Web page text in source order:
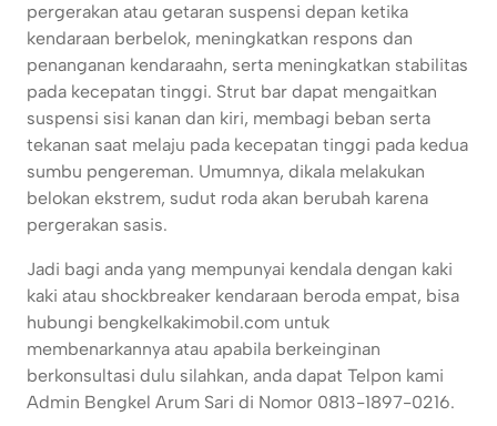
pergerakan atau getaran suspensi depan ketika
kendaraan berbelok, meningkatkan respons dan
penanganan kendaraahn, serta meningkatkan stabilitas
pada kecepatan tinggi. Strut bar dapat mengaitkan
suspensi sisi kanan dan kiri, membagi beban serta
tekanan saat melaju pada kecepatan tinggi pada kedua
sumbu pengereman. Umumnya, dikala melakukan
belokan ekstrem, sudut roda akan berubah karena
pergerakan sasis.
Jadi bagi anda yang mempunyai kendala dengan kaki
kaki atau shockbreaker kendaraan beroda empat, bisa
hubungi bengkelkakimobil.com untuk
membenarkannya atau apabila berkeinginan
berkonsultasi dulu silahkan, anda dapat Telpon kami
Admin Bengkel Arum Sari di Nomor 0813-1897-0216.